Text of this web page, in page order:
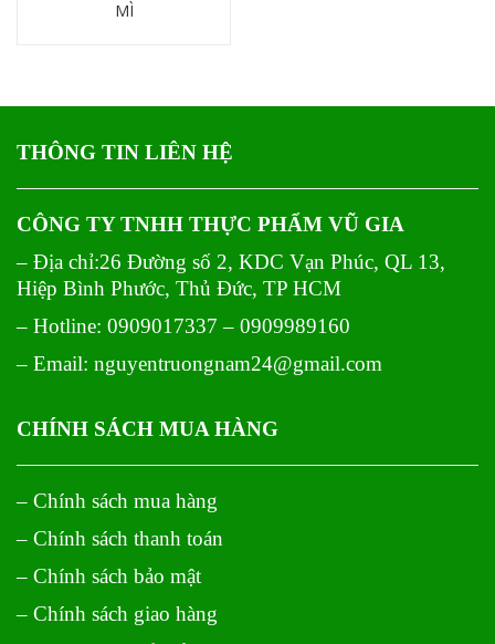
MÌ
THÔNG TIN LIÊN HỆ
CÔNG TY TNHH THỰC PHẨM VŨ GIA
– Địa chỉ:26 Đường số 2, KDC Vạn Phúc, QL 13,
Hiệp Bình Phước, Thủ Đức, TP HCM
– Hotline: 0909017337 – 0909989160
– Email: nguyentruongnam24@gmail.com
CHÍNH SÁCH MUA HÀNG
– Chính sách mua hàng
– Chính sách thanh toán
– Chính sách bảo mật
– Chính sách giao hàng